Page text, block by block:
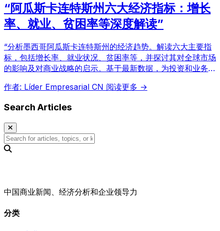
“阿瓜斯卡连特斯州六大经济指标：增长
率、就业、贫困率等深度解读”
“分析墨西哥阿瓜斯卡连特斯州的经济趋势。解读六大主要指
标，包括增长率、就业状况、贫困率等，并探讨其对全球市场
的影响及对商业战略的启示。基于最新数据，为投资和业务拓
作者: Líder Empresarial CN 阅读更多 →
Search Articles
中国商业新闻、经济分析和企业领导力
分类